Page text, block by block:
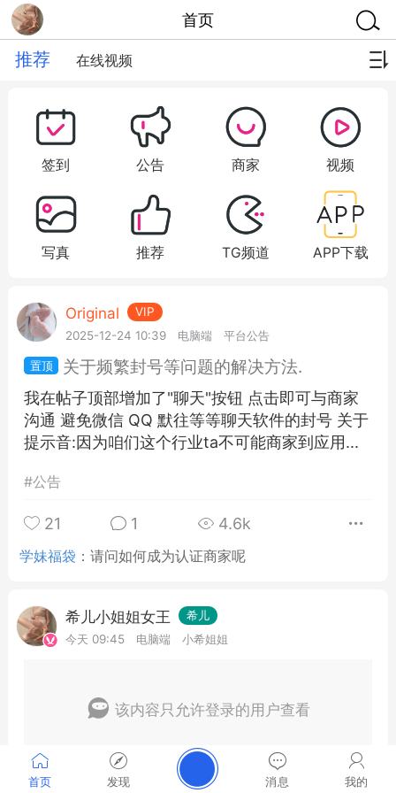
首页 发现 消息 我的
首页
推荐 在线视频
签到 公告 商家 视频
写真 推荐 TG频道 APP下载
Original
VIP
2025-12-24 10:39
电脑端 平台公告
关于频繁封号等问题的解决方法.
我在帖子顶部增加了"聊天"按钮 点击即可与商家
沟通 避免微信 QQ 默往等等聊天软件的封号 关于
提示音:因为咱们这个行业ta不可能商家到应用...
#公告
21 1 4.6k
学妹福袋 ：请问如何成为认证商家呢
希儿小姐姐女王
希儿
今天 09:45
电脑端 小希姐姐
该内容只允许登录的用户查看